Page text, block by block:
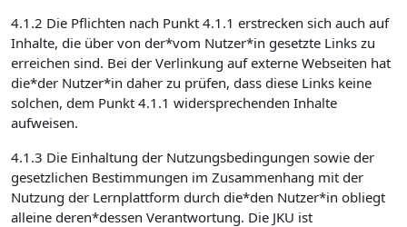
4.1.2 Die Pflichten nach Punkt 4.1.1 erstrecken sich auch auf
Inhalte, die über von der*vom Nutzer*in gesetzte Links zu
erreichen sind. Bei der Verlinkung auf externe Webseiten hat
die*der Nutzer*in daher zu prüfen, dass diese Links keine
solchen, dem Punkt 4.1.1 widersprechenden Inhalte
aufweisen.
4.1.3 Die Einhaltung der Nutzungsbedingungen sowie der
gesetzlichen Bestimmungen im Zusammenhang mit der
Nutzung der Lernplattform durch die*den Nutzer*in obliegt
alleine deren*dessen Verantwortung. Die JKU ist